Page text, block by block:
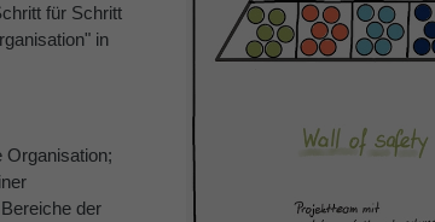
für Schritt
in
Organisation;
der